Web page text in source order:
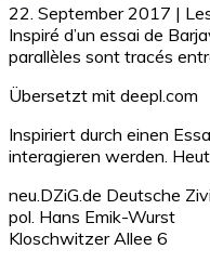
22. September 2017 |
Inspiré d’un essai de
parallèles sont tracés
Übersetzt mit deepl.com
Inspiriert durch einen
interagieren werden.
neu.DZiG.de Deutsche
pol. Hans Emik-Wurst
Kloschwitzer Allee 6